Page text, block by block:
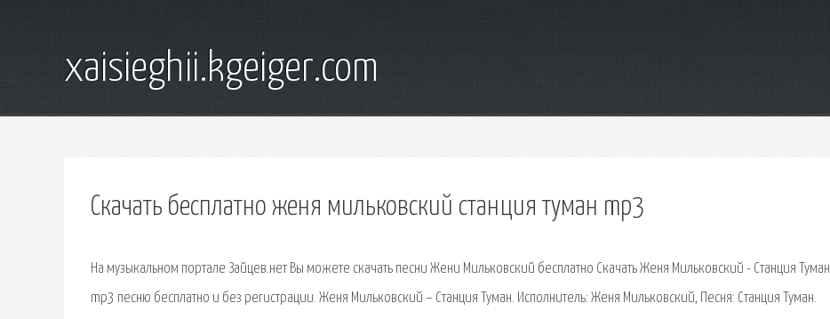
xaisieghii.kgeiger.com
Скачать бесплатно женя мильковский станция туман mp3
На музыкальном портале Зайцев.нет Вы можете скачать песни Жени Мильковский бесплатно Скачать Женя Мильковский - Станция Туман
mp3 песню бесплатно и без регистрации. Женя Мильковский – Станция Туман. Исполнитель: Женя Мильковский, Песня: Станция Туман.